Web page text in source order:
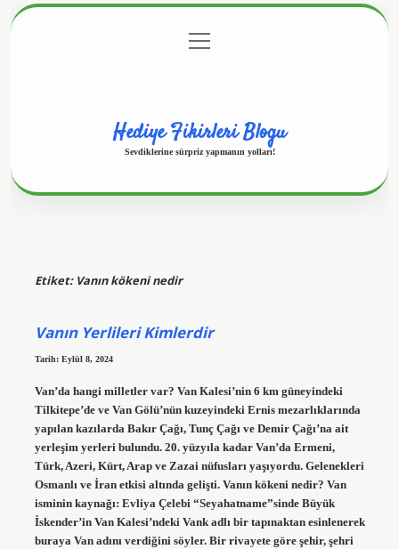
Gizlilik Politikası
menüyü
aç
Hediye Fikirleri Blogu
Sevdiklerine sürpriz yapmanın yolları!
Etiket: Vanın kökeni nedir
Vanın Yerlileri Kimlerdir
Tarih: Eylül 8, 2024
Van’da hangi milletler var? Van Kalesi’nin 6 km güneyindeki
Tilkitepe’de ve Van Gölü’nün kuzeyindeki Ernis mezarlıklarında
yapılan kazılarda Bakır Çağı, Tunç Çağı ve Demir Çağı’na ait
yerleşim yerleri bulundu. 20. yüzyıla kadar Van’da Ermeni,
Türk, Azeri, Kürt, Arap ve Zazai nüfusları yaşıyordu. Gelenekleri
Osmanlı ve İran etkisi altında gelişti. Vanın kökeni nedir? Van
isminin kaynağı: Evliya Çelebi “Seyahatname”sinde Büyük
İskender’in Van Kalesi’ndeki Vank adlı bir tapınaktan esinlenerek
buraya Van adını verdiğini söyler. Bir rivayete göre şehir, şehri